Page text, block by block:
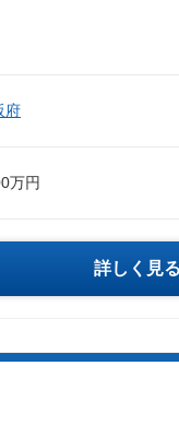
府
万円
詳しく見る